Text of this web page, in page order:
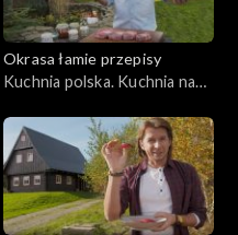
Okrasa łamie przepisy
Kuchnia polska. Kuchnia na